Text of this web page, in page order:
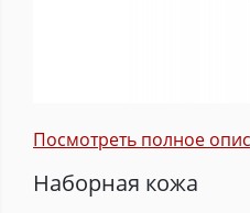
Посмотреть полное
Наборная кожа